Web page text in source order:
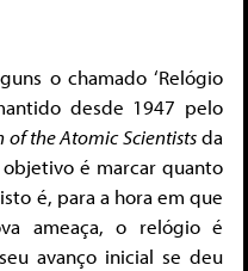
o chamado ‘Relógio
desde 1947 pelo
of the Atomic Scientistsda
é marcar quanto
é, para a hora em que
ameaça, o relógio é
avanço inicial se deu